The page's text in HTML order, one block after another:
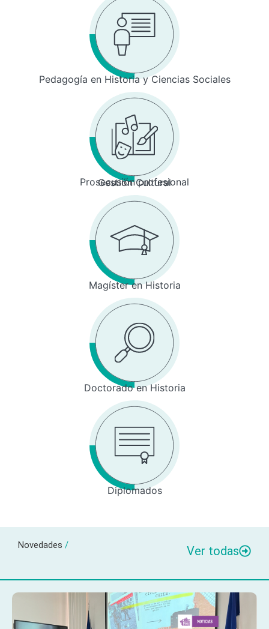
Pedagogía en Historia y Ciencias Sociales
Prosecusión profesional
Gestión Cultural
Magíster en Historia
Doctorado en Historia
Diplomados
Novedades / Ver todas